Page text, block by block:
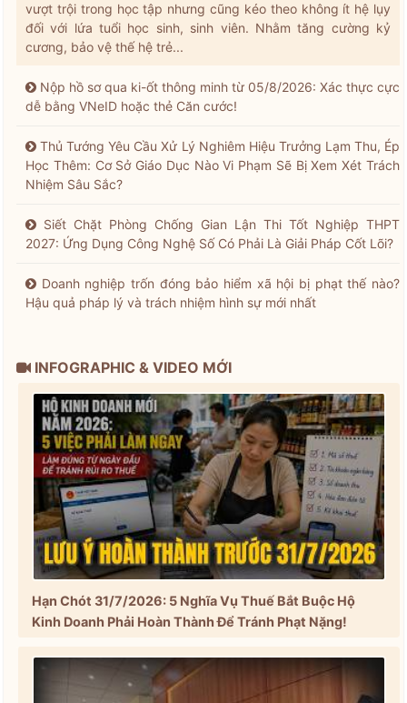
vượt trội trong học tập nhưng cũng kéo theo không ít hệ lụy
đối với lứa tuổi học sinh, sinh viên. Nhằm tăng cường kỷ
cương, bảo vệ thế hệ trẻ...
Nộp hồ sơ qua ki-ốt thông minh từ 05/8/2026: Xác thực cực
dễ bằng VNeID hoặc thẻ Căn cước!
Thủ Tướng Yêu Cầu Xử Lý Nghiêm Hiệu Trưởng Lạm Thu, Ép
Học Thêm: Cơ Sở Giáo Dục Nào Vi Phạm Sẽ Bị Xem Xét Trách
Nhiệm Sâu Sắc?
Siết Chặt Phòng Chống Gian Lận Thi Tốt Nghiệp THPT
2027: Ứng Dụng Công Nghệ Số Có Phải Là Giải Pháp Cốt Lõi?
Doanh nghiệp trốn đóng bảo hiểm xã hội bị phạt thế nào?
Hậu quả pháp lý và trách nhiệm hình sự mới nhất
INFOGRAPHIC & VIDEO MỚI
Hạn Chót 31/7/2026: 5 Nghĩa Vụ Thuế Bắt Buộc Hộ
Kinh Doanh Phải Hoàn Thành Để Tránh Phạt Nặng!